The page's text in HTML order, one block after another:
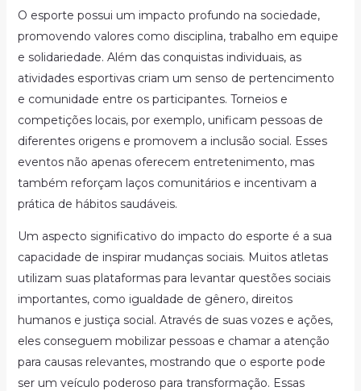
O esporte possui um impacto profundo na sociedade,
promovendo valores como disciplina, trabalho em equipe
e solidariedade. Além das conquistas individuais, as
atividades esportivas criam um senso de pertencimento
e comunidade entre os participantes. Torneios e
competições locais, por exemplo, unificam pessoas de
diferentes origens e promovem a inclusão social. Esses
eventos não apenas oferecem entretenimento, mas
também reforçam laços comunitários e incentivam a
prática de hábitos saudáveis.
Um aspecto significativo do impacto do esporte é a sua
capacidade de inspirar mudanças sociais. Muitos atletas
utilizam suas plataformas para levantar questões sociais
importantes, como igualdade de gênero, direitos
humanos e justiça social. Através de suas vozes e ações,
eles conseguem mobilizar pessoas e chamar a atenção
para causas relevantes, mostrando que o esporte pode
ser um veículo poderoso para transformação. Essas